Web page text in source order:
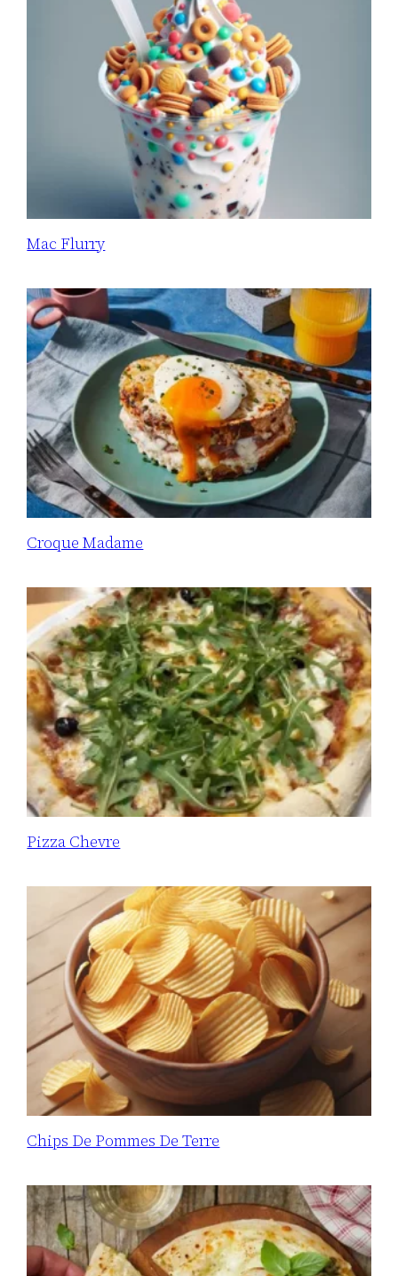
Mac Flurry
Croque Madame
Pizza Chevre
Chips De Pommes De Terre